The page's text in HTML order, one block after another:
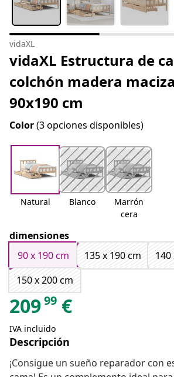
vidaXL
vidaXL Estructura de
colchón madera
90x190 cm
Color(3 opciones disponibles)
Natural Blanco
Marrón
cera
dimensiones
90 x 190 cm
135 x 190 cm
140
150 x 200 cm
20999 €
IVA incluido
Descripción
¡Consigue un sueño reparador con